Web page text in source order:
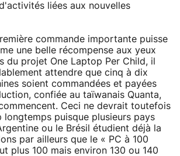
liées aux nouvelles
commande importante puisse
une belle récompense aux yeux
du projet One Laptop Per Child, il
attendre que cinq à dix
soient commandées et payées
confiée au taïwanais Quanta,
Ceci ne devrait toutefois
longtemps puisque plusieurs pays
ou le Brésil étudient déjà la
par ailleurs que le « PC à 100
plus 100 mais environ 130 ou 140